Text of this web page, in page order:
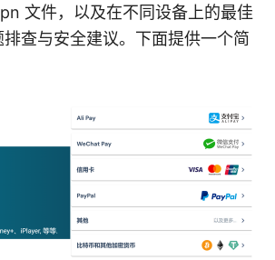
文件，以及在不同设备上的最佳
查与安全建议。下面提供一个简